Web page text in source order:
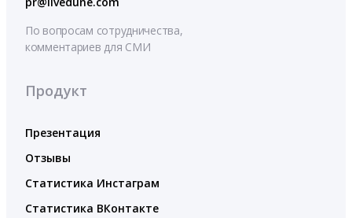
По вопросам сотрудничества,
комментариев для СМИ
Продукт
Презентация
Отзывы
Статистика Инстаграм
Статистика ВКонтакте